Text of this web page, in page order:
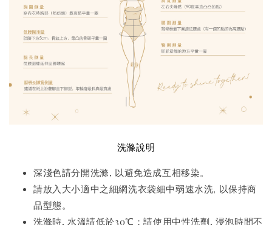
洗滌說明
深淺色請分開洗滌, 以避免造成互相移染。
請放入大小適中之細網洗衣袋細中弱速水洗, 以保持商
品型態。
洗滌時, 水溫請低於30℃；請使用中性洗劑, 浸泡時間不